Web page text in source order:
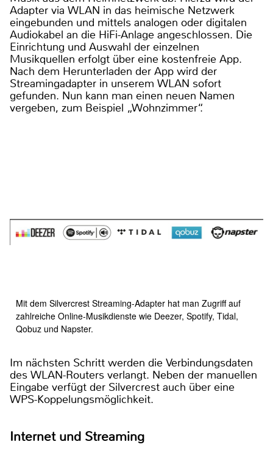
Adapter via WLAN in das heimische Netzwerk
eingebunden und mittels analogen oder digitalen
Audiokabel an die HiFi-Anlage angeschlossen. Die
Einrichtung und Auswahl der einzelnen
Musikquellen erfolgt über eine kostenfreie App.
Nach dem Herunterladen der App wird der
Streamingadapter in unserem WLAN sofort
gefunden. Nun kann man einen neuen Namen
vergeben, zum Beispiel „Wohnzimmer“.
Mit dem Silvercrest Streaming-Adapter hat man Zugriff auf
zahlreiche Online-Musikdienste wie Deezer, Spotify, Tidal,
Qobuz und Napster.
Im nächsten Schritt werden die Verbindungsdaten
des WLAN-Routers verlangt. Neben der manuellen
Eingabe verfügt der Silvercrest auch über eine
WPS-Koppelungsmöglichkeit.
Internet und Streaming